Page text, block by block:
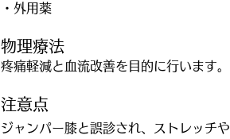
・外用薬
物理療法
疼痛軽減と血流改善を目的に行います。
注意点
ジャンパー膝と誤診され、ストレッチ